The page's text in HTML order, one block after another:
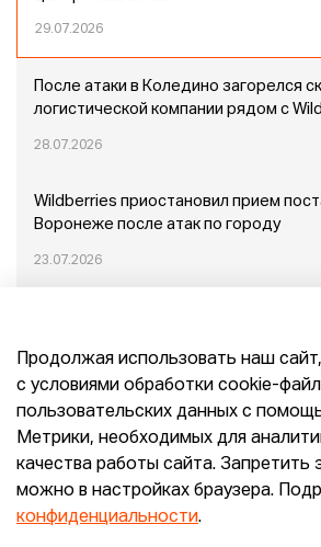
29.07.2026
После атаки в Коледино загорелся
логистической компании рядом с
28.07.2026
Wildberries приостановил прием
Воронеже после атак по городу
23.07.2026
Конец эпохи маркетплейсов:
Mr.Doors Максима Валецкого
26.06.2026
Продолжая использовать наш
с условиями обработки cookie-
пользовательских данных с
Метрики, необходимых для
качества работы сайта. Запретить
можно в настройках браузера.
конфиденциальности.